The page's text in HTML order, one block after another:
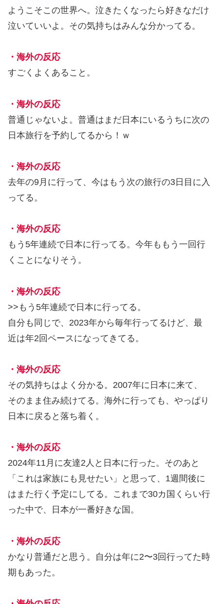
ようこそこの世界へ。泣きたくなったら好きなだけ
泣いていいよ。その気持ちはみんな分かってる。
・海外の反応
すごくよくあること。
・海外の反応
普通じゃないよ。普通はまだ日本にいるうちに次の
日本旅行を予約してるから！ｗ
・海外の反応
去年の9月に行って、今はもう次の旅行の3日目に入
ってる。
・海外の反応
もう5年連続で日本に行ってる。今年ももう一回行
くことになりそう。
・海外の反応
>>もう5年連続で日本に行ってる。
自分も同じで、2023年から毎年行ってるけど、最
近は年2回ペースになってきてる。
・海外の反応
その気持ちはよく分かる。2007年に日本に来て、
そのまま住み続けてる。海外に行っても、やっぱり
日本に戻ると落ち着く。
・海外の反応
2024年11月に友達2人と日本に行った。そのあと
「これは家族にも見せたい」と思って、1週間後に
はまた行く予定にしてる。これまで30カ国くらい行
った中で、日本が一番好きな国。
・海外の反応
かなり普通だと思う。自分は年に2〜3回行ってた時
期もあった。